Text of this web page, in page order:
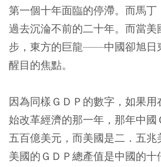
第一個十年面臨的停滯。而馬
過去沉淪不前的二十年。而當美
步，東方的巨龍——中國卻旭日
醒目的焦點。
因為同樣ＧＤＰ的數字，如果
始改革經濟的那一年，那年中
五百億美元，而美國是二．五兆
美國的ＧＤＰ總產值是中國的